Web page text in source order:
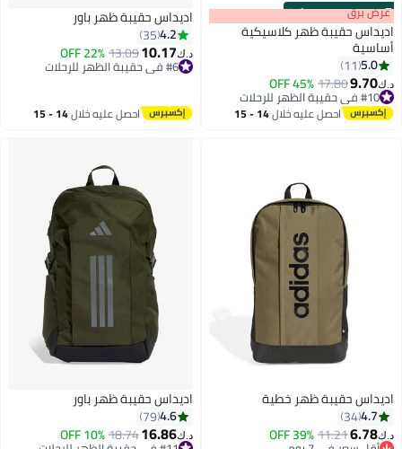
00m:00s
·
100% Left عرض برق
اديداس حقيبة ظهر كلاسيكية
أساسية
5.0
11
د.ك‏9.70
17.80
45% OFF #10 في حقيبة الظهر للرحلات
أقل سعر في 30 يوم
#10 في حقيبة الظهر للرحلات احصل عليه خلال 14 - 15
3
اديداس حقيبة ظهر باور
4.2
35
د.ك‏10.17
13.09
22% OFF #6 في حقيبة الظهر للرحلات
تم بيع +60 مؤخرًا
احصل عليه خلال 14 - 15
اديداس حقيبة ظهر خطية
4.7
34
د.ك‏6.78
11.21
39% OFF
اديداس حقيبة ظهر باور
4.6
79
د.ك‏16.86
18.74
10% OFF